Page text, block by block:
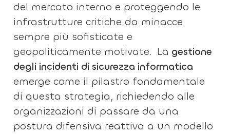
del mercato interno e proteggendo le
infrastrutture critiche da minacce
sempre più sofisticate e
geopoliticamente motivate. La gestione
degli incidenti di sicurezza informatica
emerge come il pilastro fondamentale
di questa strategia, richiedendo alle
organizzazioni di passare da una
postura difensiva reattiva a un modello